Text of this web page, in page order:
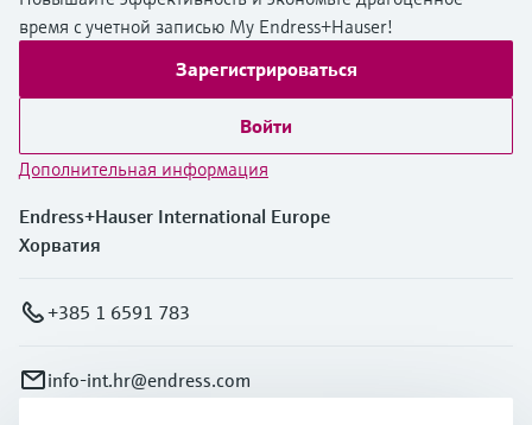
время с учетной записью My Endress+Hauser!
Зарегистрироваться
Войти
Дополнительная информация
Endress+Hauser International Europe
Хорватия
+385 1 6591 783
info-int.hr@endress.com